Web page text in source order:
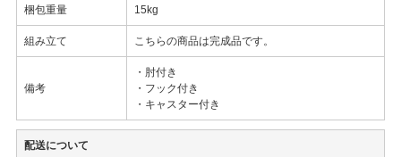
梱包重量 15kg
組み立て こちらの商品は完成品です。
備考
・肘付き
・フック付き
・キャスター付き
配送について